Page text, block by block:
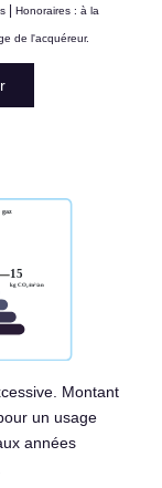
| Honoraires : à la
de l'acquéreur.
Montant
un usage
années